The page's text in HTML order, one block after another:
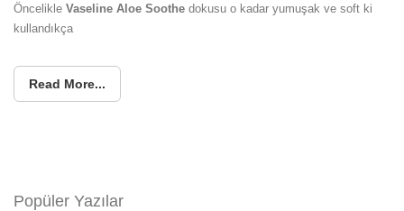
Öncelikle Vaseline Aloe Soothe dokusu o kadar yumuşak ve soft ki
kullandıkça
Read More...
Popüler Yazılar